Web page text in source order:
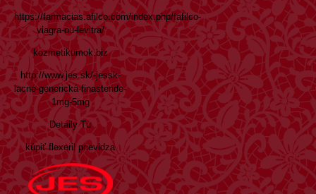
https://farmacias.afilco.com/index.php/fafilco-
viagra-ou-levitra/
kozmetikumok.biz
http://www.jes.sk/-jessk-
lacné-generická-finasteride-
1mg-5mg
Detaily Tu
kúpiť flexeril prievidza